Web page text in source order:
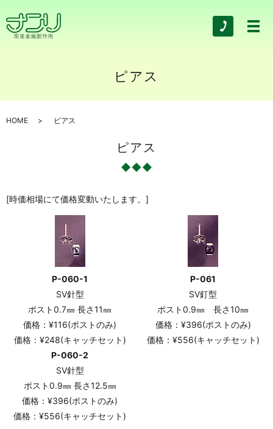
ピアス
HOME ピアス
ピアス
[時価相場にて価格変動いたします。]
P-060-1
SV針型
ポスト0.7㎜ 長さ11㎜
価格：¥116(ポストのみ)
価格：¥248(キャッチセット)
P-060-2
SV針型
ポスト0.9㎜ 長さ12.5㎜
価格：¥396(ポストのみ)
価格：¥556(キャッチセット)
P-061
SV釘型
ポスト0.9㎜ 長さ10㎜
価格：¥396(ポストのみ)
価格：¥556(キャッチセット)